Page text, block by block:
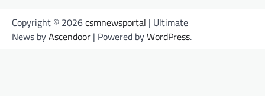
Copyright © 2026csmnewsportal | Ultimate
News byAscendoor | Powered byWordPress.